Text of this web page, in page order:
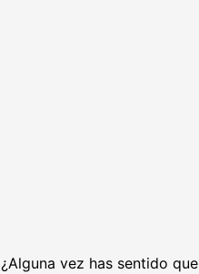
¿Alguna vez has sentido